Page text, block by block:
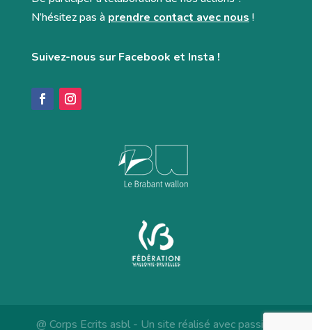
N’hésitez pas à prendre contact avec nous !
Suivez-nous sur Facebook et Insta !
@ Corps Ecrits asbl - Un site réalisé avec passion